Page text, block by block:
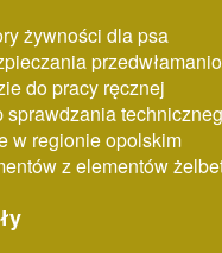
żywności dla psa
do pracy ręcznej
sprawdzania
w regionie opolskim
z elementów